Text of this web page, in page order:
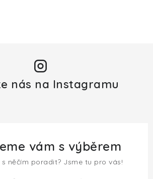
nás na Instagramu
vám s výběrem
něčím poradit? Jsme tu pro vás!